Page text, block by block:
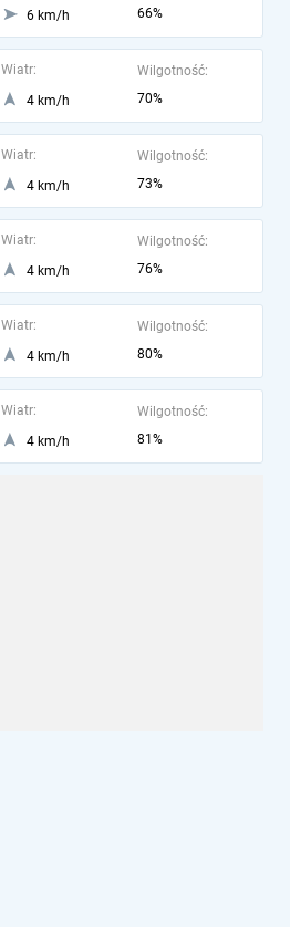
6 km/h
66%
Wiatr:
4 km/h
Wilgotność:
70%
Wiatr:
4 km/h
Wilgotność:
73%
Wiatr:
4 km/h
Wilgotność:
76%
Wiatr:
4 km/h
Wilgotność:
80%
Wiatr:
4 km/h
Wilgotność:
81%